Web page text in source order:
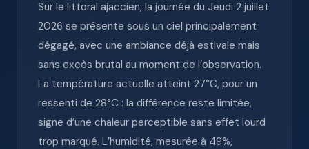
Sur le littoral ajaccien, la journée du Jeudi 2 juillet
2026 se présente sous un ciel principalement
dégagé, avec une ambiance déjà estivale mais
sans excès brutal au moment de l’observation.
La température actuelle atteint 27°C, pour un
ressenti de 28°C : la différence reste limitée,
signe d’une chaleur perceptible sans effet lourd
trop marqué. L’humidité, mesurée à 49%,